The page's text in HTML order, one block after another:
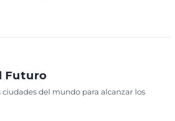
Futuro
del mundo para alcanzar los